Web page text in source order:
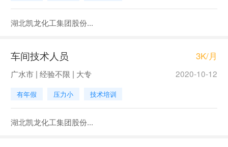
湖北凯龙化工集团股份...
车间技术人员 3K/月
广水市 | 经验不限 | 大专 2020-10-12
有年假 压力小 技术培训
湖北凯龙化工集团股份...